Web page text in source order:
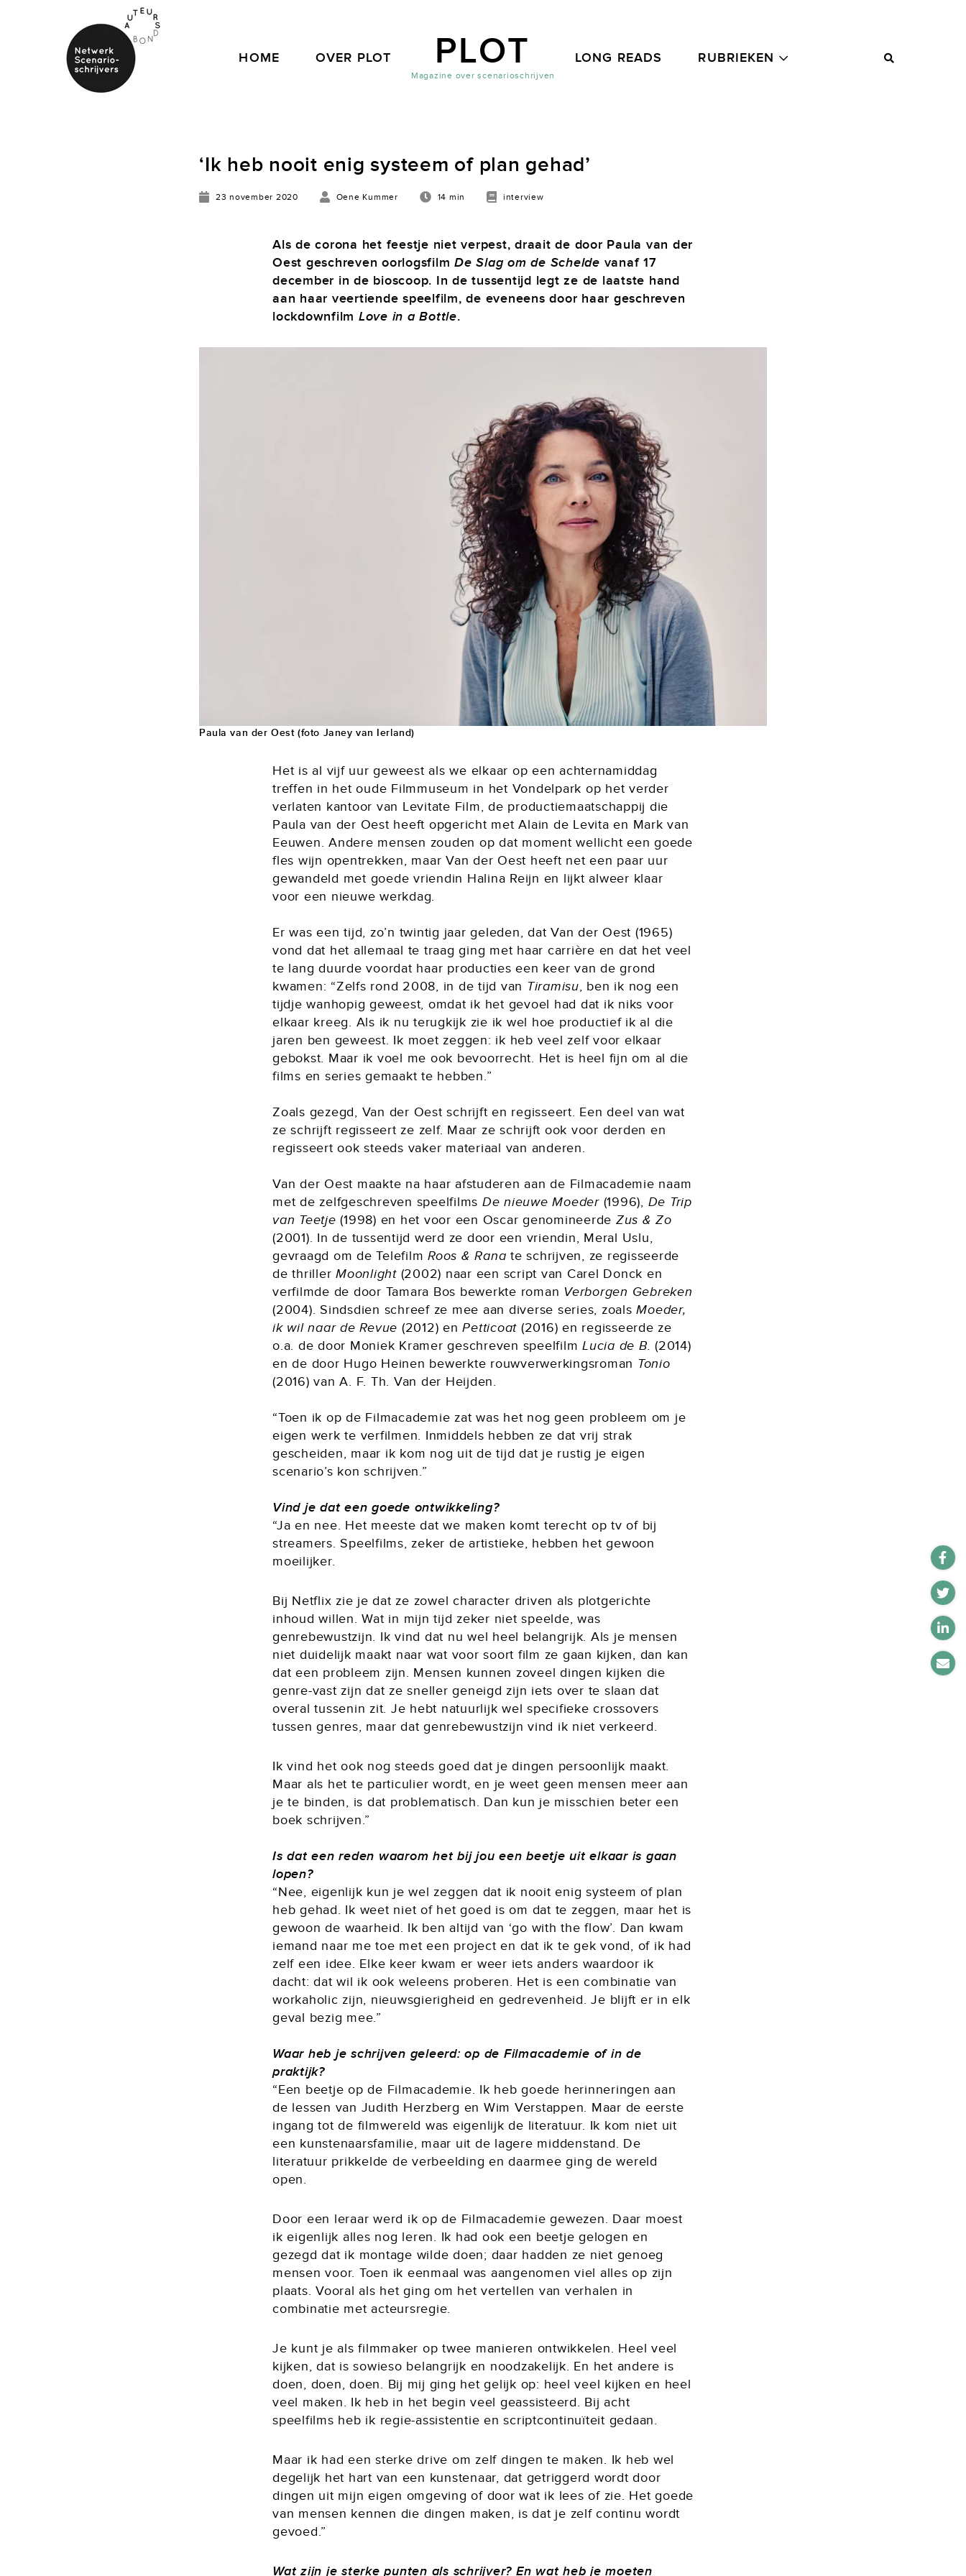
PLOT
Magazine over scenarioschrijven
HOME OVER PLOT LONG READS RUBRIEKEN
‘Ik heb nooit enig systeem of plan gehad’
23 november 2020 Oene Kummer 14 min interview
Als de corona het feestje niet verpest, draait de door Paula van der
Oest geschreven oorlogsfilmDe Slag om de Schelde vanaf 17
december in de bioscoop. In de tussentijd legt ze de laatste hand
aan haar veertiende speelfilm, de eveneens door haar geschreven
lockdownfilm Love in a Bottle.
Paula van der Oest (foto Janey van Ierland)
Het is al vijf uur geweest als we elkaar op een achternamiddag
treffen in het oude Filmmuseum in het Vondelpark op het verder
verlaten kantoor van Levitate Film, de productiemaatschappij die
Paula van der Oest heeft opgericht met Alain de Levita en Mark van
Eeuwen. Andere mensen zouden op dat moment wellicht een goede
fles wijn opentrekken, maar Van der Oest heeft net een paar uur
gewandeld met goede vriendin Halina Reijn en lijkt alweer klaar
voor een nieuwe werkdag.
Er was een tijd, zo’n twintig jaar geleden, dat Van der Oest (1965)
vond dat het allemaal te traag ging met haar carrière en dat het veel
te lang duurde voordat haar producties een keer van de grond
kwamen: “Zelfs rond 2008, in de tijd van Tiramisu, ben ik nog een
tijdje wanhopig geweest, omdat ik het gevoel had dat ik niks voor
elkaar kreeg. Als ik nu terugkijk zie ik wel hoe productief ik al die
jaren ben geweest. Ik moet zeggen: ik heb veel zelf voor elkaar
gebokst. Maar ik voel me ook bevoorrecht. Het is heel fijn om al die
films en series gemaakt te hebben.”
Zoals gezegd, Van der Oest schrijft en regisseert. Een deel van wat
ze schrijft regisseert ze zelf. Maar ze schrijft ook voor derden en
regisseert ook steeds vaker materiaal van anderen.
Van der Oest maakte na haar afstuderen aan de Filmacademie naam
met de zelfgeschreven speelfilms De nieuwe Moeder(1996), De Trip
van Teetje (1998) en het voor een Oscar genomineerde Zus & Zo
(2001). In de tussentijd werd ze door een vriendin, Meral Uslu,
gevraagd om de TelefilmRoos & Rana te schrijven, ze regisseerde
de thrillerMoonlight(2002) naar een script van Carel Donck en
verfilmde de door Tamara Bos bewerkte roman Verborgen Gebreken
(2004). Sindsdien schreef ze mee aan diverse series, zoalsMoeder,
ik wil naar de Revue (2012) enPetticoat (2016) en regisseerde ze
o.a. de door Moniek Kramer geschreven speelfilmLucia de B. (2014)
en de door Hugo Heinen bewerkte rouwverwerkingsroman Tonio
(2016) van A. F. Th. Van der Heijden.
“Toen ik op de Filmacademie zat was het nog geen probleem om je
eigen werk te verfilmen. Inmiddels hebben ze dat vrij strak
gescheiden, maar ik kom nog uit de tijd dat je rustig je eigen
scenario’s kon schrijven.”
Vind je dat een goede ontwikkeling?
“Ja en nee. Het meeste dat we maken komt terecht op tv of bij
streamers. Speelfilms, zeker de artistieke, hebben het gewoon
moeilijker.
Bij Netflix zie je dat ze zowel character driven als plotgerichte
inhoud willen. Wat in mijn tijd zeker niet speelde, was
genrebewustzijn. Ik vind dat nu wel heel belangrijk. Als je mensen
niet duidelijk maakt naar wat voor soort film ze gaan kijken, dan kan
dat een probleem zijn. Mensen kunnen zoveel dingen kijken die
genre-vast zijn dat ze sneller geneigd zijn iets over te slaan dat
overal tussenin zit. Je hebt natuurlijk wel specifieke crossovers
tussen genres, maar dat genrebewustzijn vind ik niet verkeerd.
Ik vind het ook nog steeds goed dat je dingen persoonlijk maakt.
Maar als het te particulier wordt, en je weet geen mensen meer aan
je te binden, is dat problematisch. Dan kun je misschien beter een
boek schrijven.”
Is dat een reden waarom het bij jou een beetje uit elkaar is gaan
lopen?
“Nee, eigenlijk kun je wel zeggen dat ik nooit enig systeem of plan
heb gehad. Ik weet niet of het goed is om dat te zeggen, maar het is
gewoon de waarheid. Ik ben altijd van ‘go with the flow’. Dan kwam
iemand naar me toe met een project en dat ik te gek vond, of ik had
zelf een idee. Elke keer kwam er weer iets anders waardoor ik
dacht: dat wil ik ook weleens proberen. Het is een combinatie van
workaholic zijn, nieuwsgierigheid en gedrevenheid. Je blijft er in elk
geval bezig mee.”
Waar heb je schrijven geleerd: op de Filmacademie of in de
praktijk?
“Een beetje op de Filmacademie. Ik heb goede herinneringen aan
de lessen van Judith Herzberg en Wim Verstappen. Maar de eerste
ingang tot de filmwereld was eigenlijk de literatuur. Ik kom niet uit
een kunstenaarsfamilie, maar uit de lagere middenstand. De
literatuur prikkelde de verbeelding en daarmee ging de wereld
open.
Door een leraar werd ik op de Filmacademie gewezen. Daar moest
ik eigenlijk alles nog leren. Ik had ook een beetje gelogen en
gezegd dat ik montage wilde doen; daar hadden ze niet genoeg
mensen voor. Toen ik eenmaal was aangenomen viel alles op zijn
plaats. Vooral als het ging om het vertellen van verhalen in
combinatie met acteursregie.
Je kunt je als filmmaker op twee manieren ontwikkelen. Heel veel
kijken, dat is sowieso belangrijk en noodzakelijk. En het andere is
doen, doen, doen. Bij mij ging het gelijk op: heel veel kijken en heel
veel maken. Ik heb in het begin veel geassisteerd. Bij acht
speelfilms heb ik regie-assistentie en scriptcontinuïteit gedaan.
Maar ik had een sterke drive om zelf dingen te maken. Ik heb wel
degelijk het hart van een kunstenaar, dat getriggerd wordt door
dingen uit mijn eigen omgeving of door wat ik lees of zie. Het goede
van mensen kennen die dingen maken, is dat je zelf continu wordt
gevoed.”
Wat zijn je sterke punten als schrijver? En wat heb je moeten